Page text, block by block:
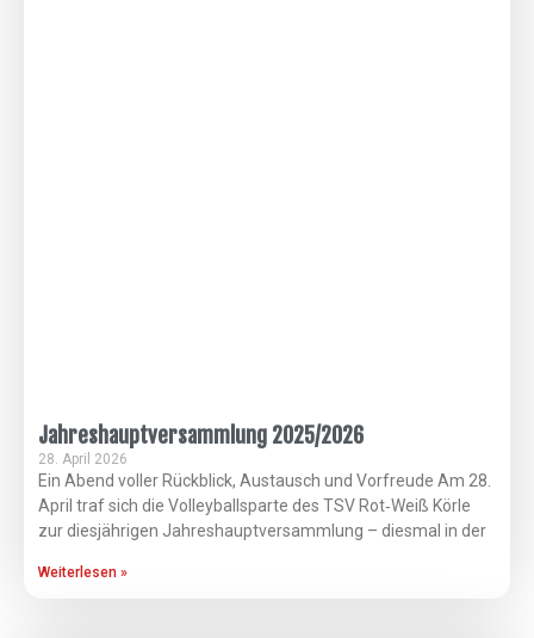
Jahreshauptversammlung 2025/2026
28. April 2026
Ein Abend voller Rückblick, Austausch und Vorfreude Am 28.
April traf sich die Volleyballsparte des TSV Rot‑Weiß Körle
zur diesjährigen Jahreshauptversammlung – diesmal in der
Weiterlesen »